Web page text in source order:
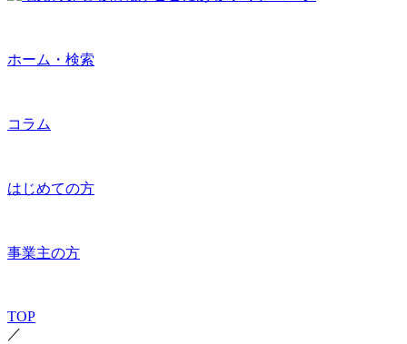
ホーム・検索
コラム
はじめての方
事業主の方
TOP
／